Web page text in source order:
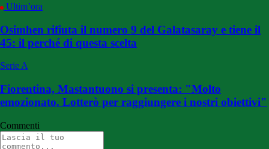
Ultim’ora
Osimhen rifiuta il numero 9 del Galatasaray e tiene il
45: il perché di questa scelta
Serie A
Fiorentina, Mastantuono si presenta: "Molto
emozionato. Lotterò per raggiungere i nostri obiettivi"
Commenti